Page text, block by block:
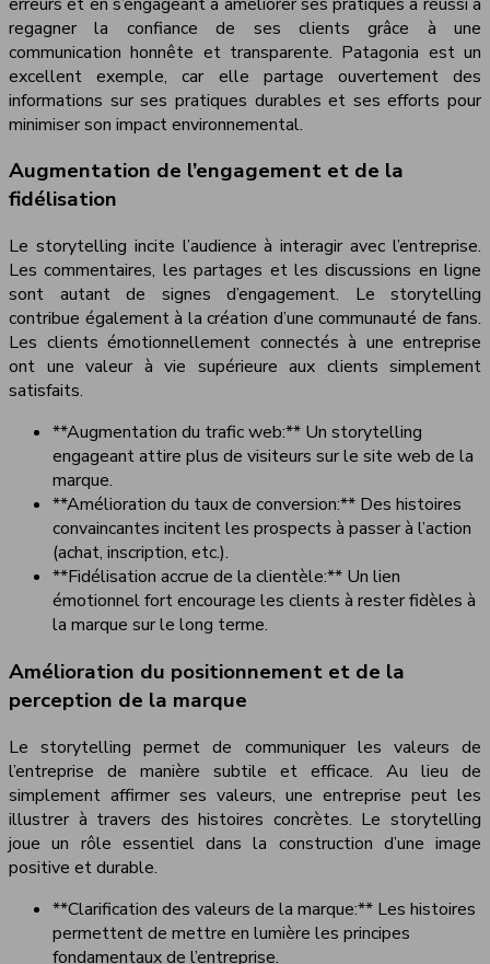
regagner la confiance de ses clients grâce à une
communication honnête et transparente. Patagonia est un
excellent exemple, car elle partage ouvertement des
informations sur ses pratiques durables et ses efforts pour
minimiser son impact environnemental.
Augmentation de l’engagement et de la
fidélisation
Le storytelling incite l’audience à interagir avec l’entreprise.
Les commentaires, les partages et les discussions en ligne
sont autant de signes d’engagement. Le storytelling
contribue également à la création d’une communauté de fans.
Les clients émotionnellement connectés à une entreprise
ont une valeur à vie supérieure aux clients simplement
satisfaits.
**Augmentation du trafic web:** Un storytelling
engageant attire plus de visiteurs sur le site web de la
marque.
**Amélioration du taux de conversion:** Des histoires
convaincantes incitent les prospects à passer à l’action
(achat, inscription, etc.).
**Fidélisation accrue de la clientèle:** Un lien
émotionnel fort encourage les clients à rester fidèles à
la marque sur le long terme.
Amélioration du positionnement et de la
perception de la marque
Le storytelling permet de communiquer les valeurs de
l’entreprise de manière subtile et efficace. Au lieu de
simplement affirmer ses valeurs, une entreprise peut les
illustrer à travers des histoires concrètes. Le storytelling
joue un rôle essentiel dans la construction d’une image
positive et durable.
**Clarification des valeurs de la marque:** Les histoires
permettent de mettre en lumière les principes
fondamentaux de l’entreprise.